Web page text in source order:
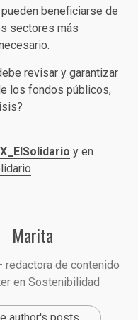
beneficiarse de
sectores más
revisar y garantizar
los fondos públicos,
y en
Marita
redactora de contenido
en Sostenibilidad